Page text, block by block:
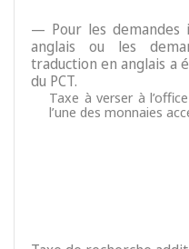
— Pour les demandes
anglais ou les
traduction en anglais a
du PCT.
Taxe à verser à
l’une des monnaies